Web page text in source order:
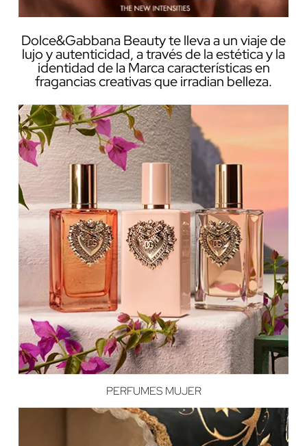
Dolce&Gabbana Beauty te lleva a un viaje de
lujo y autenticidad, a través de la estética y la
identidad de la Marca características en
fragancias creativas que irradian belleza.
PERFUMES MUJER